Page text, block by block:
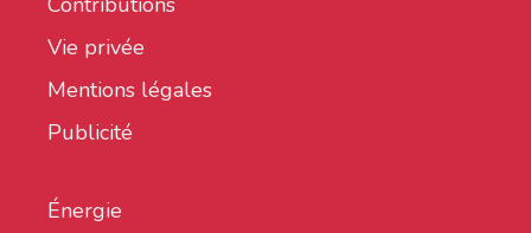
Vie privée
Mentions légales
Publicité
Énergie